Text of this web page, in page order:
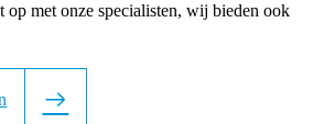
op met onze specialisten, wij bieden ook